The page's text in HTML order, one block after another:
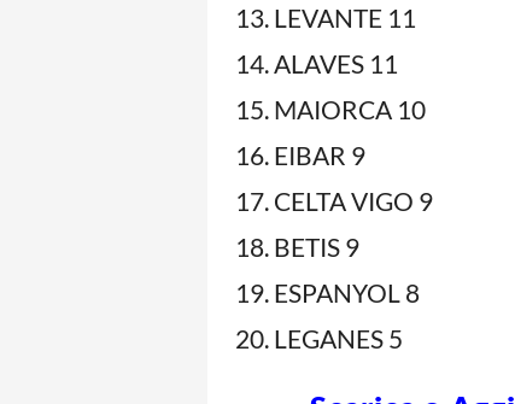
LEVANTE 11
ALAVES 11
MAIORCA 10
EIBAR 9
CELTA VIGO 9
BETIS 9
ESPANYOL 8
LEGANES 5